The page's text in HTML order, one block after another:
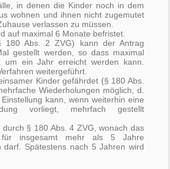
in denen die Kinder noch in dem
wohnen und ihnen nicht zugemutet
verlassen zu müssen.
auf maximal 6 Monate befristet.
180 Abs. 2 ZVG) kann der Antrag
gestellt werden, so dass maximal
um ein Jahr erreicht werden kann.
weitergeführt.
Kinder gefährdet (§ 180 Abs.
Wiederholungen möglich, d.
kann, wenn weiterhin eine
vorliegt, mehrfach gestellt
durch § 180 Abs. 4 ZVG, wonach das
für insgesamt mehr als 5 Jahre
darf. Spätestens nach 5 Jahren wird